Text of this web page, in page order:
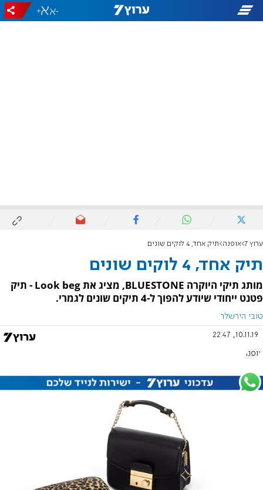
-
+
ערוץ 7 אופנה תיק אחד, 4 לוקים שונים
תיק אחד, 4 לוקים שונים
מותג תיקי היוקרה BLUESTONE, מציג את Look beg - תיק
פטנט ייחודי שיודע להפוך ל-4 תיקים שונים לגמרי.
טובי הירשלר
10.11.19, 22:47
אופנה